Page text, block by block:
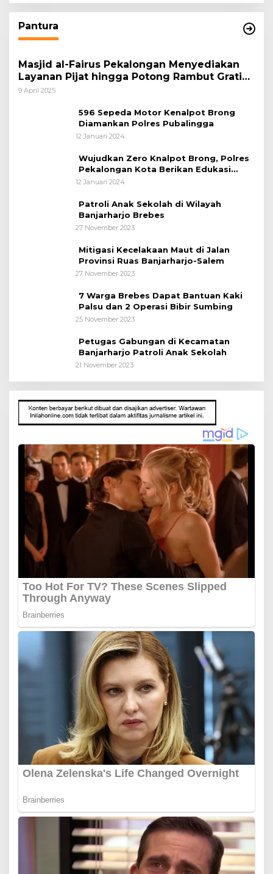
Pantura
Masjid al-Fairus Pekalongan Menyediakan
Layanan Pijat hingga Potong Rambut Gratis
bagi Pemudik Lebaran 2025
9 April 2025
596 Sepeda Motor Kenalpot Brong
Diamankan Polres Pubalingga
12 Januari 2024
Wujudkan Zero Knalpot Brong, Polres
Pekalongan Kota Berikan Edukasi
Kepada Pelajar
12 Januari 2024
Patroli Anak Sekolah di Wilayah
Banjarharjo Brebes
27 November 2023
Mitigasi Kecelakaan Maut di Jalan
Provinsi Ruas Banjarharjo-Salem
27 November 2023
7 Warga Brebes Dapat Bantuan Kaki
Palsu dan 2 Operasi Bibir Sumbing
25 November 2023
Petugas Gabungan di Kecamatan
Banjarharjo Patroli Anak Sekolah
21 November 2023